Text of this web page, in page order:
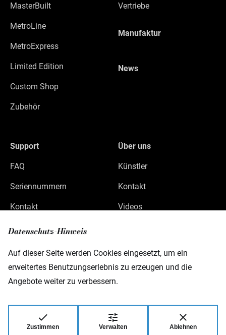
Datenschutz-Hinweis
Auf dieser Seite werden Cookies eingesetzt, um ein
erweitertes Benutzungserlebnis zu erzeugen und die
Angebote weiter zu verbessern.
Zustimmen Verwalten Ablehnen
MasterBuilt
MetroLine
MetroExpress
Limited Edition
Custom Shop
Zubehör
Vertriebe
Manufaktur
News
Support
FAQ
Seriennummern
Kontakt
Über uns
Künstler
Kontakt
Videos
Gewerbepark 46
D-08258 Markneukirchen
© 2026 Warwick GmbH & Co Music Equipment